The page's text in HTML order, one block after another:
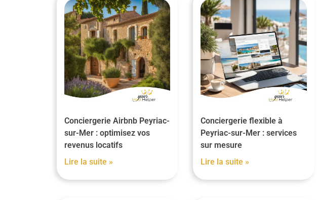
Conciergerie Airbnb Peyriac-
sur-Mer : optimisez vos
revenus locatifs
Lire la suite »
Conciergerie flexible à
Peyriac-sur-Mer : services
sur mesure
Lire la suite »